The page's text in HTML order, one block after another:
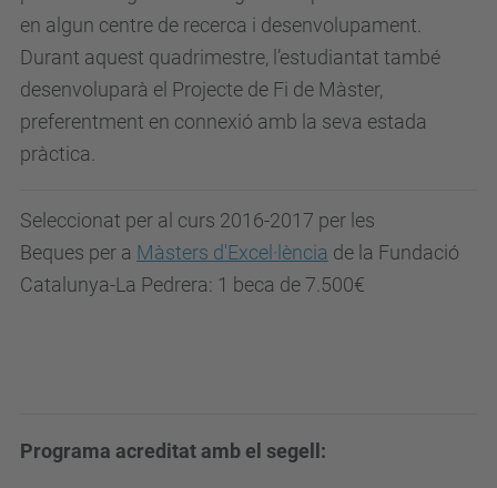
en algun centre de recerca i desenvolupament.
Durant aquest quadrimestre, l’estudiantat també
desenvoluparà el Projecte de Fi de Màster,
preferentment en connexió amb la seva estada
pràctica.
Seleccionat per al curs 2016-2017 per les
Beques per a Màsters d'Excel·lència de la Fundació
Catalunya-La Pedrera: 1 beca de 7.500€
Programa acreditat amb el segell: